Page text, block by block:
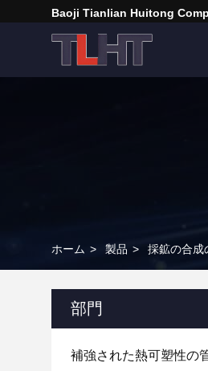
Baoji Tianlian Huitong
ホーム > 製品 > 採鉱の合成
部門
補強された熱可塑性の